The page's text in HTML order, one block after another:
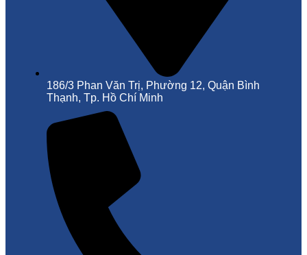
186/3 Phan Văn Trị, Phường 12, Quận Bình
Thạnh, Tp. Hồ Chí Minh